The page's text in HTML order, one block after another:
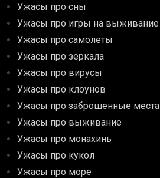
Ужасы про сны
Ужасы про игры на выживание
Ужасы про самолеты
Ужасы про зеркала
Ужасы про вирусы
Ужасы про клоунов
Ужасы про заброшенные места
Ужасы про выживание
Ужасы про монахинь
Ужасы про кукол
Ужасы про море